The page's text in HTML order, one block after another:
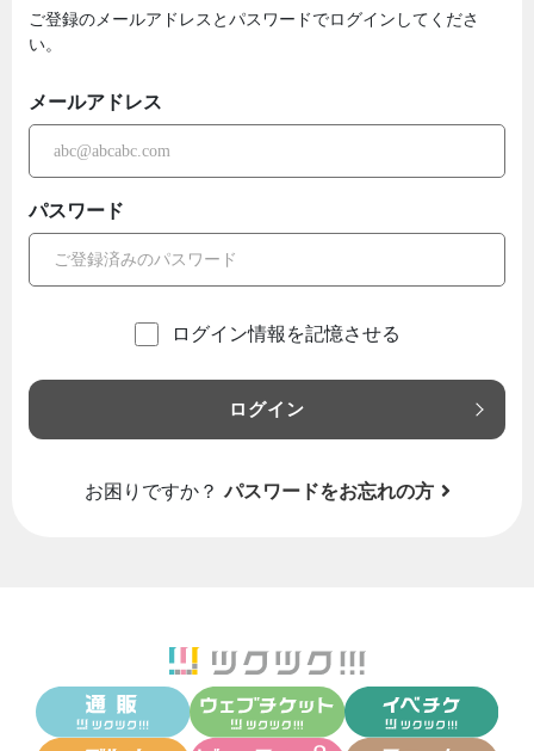
ご登録のメールアドレスとパスワードでログインしてくださ
い。
メールアドレス
パスワード
ログイン情報を記憶させる
ログイン
お困りですか？ パスワードをお忘れの方